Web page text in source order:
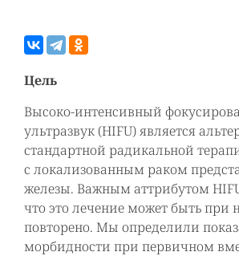
Цель
Высоко-интенсивный
ультразвук (HIFU) является
стандартной радикальной
с локализованным раком
железы. Важным аттрибутом
что это лечение может быть при
повторено. Мы определили
морбидности при первичном